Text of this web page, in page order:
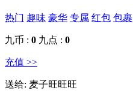
热门 趣味 豪华 专属 红包 包裹
九币 : 0 九点 : 0
充值 >>
送给: 麦子旺旺旺